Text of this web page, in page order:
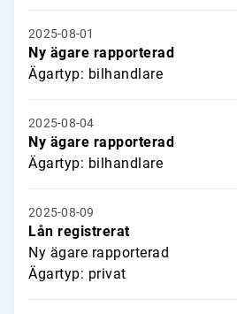
2025-08-01
Ny ägare rapporterad
Ägartyp: bilhandlare
2025-08-04
Ny ägare rapporterad
Ägartyp: bilhandlare
2025-08-09
Lån registrerat
Ny ägare rapporterad
Ägartyp: privat